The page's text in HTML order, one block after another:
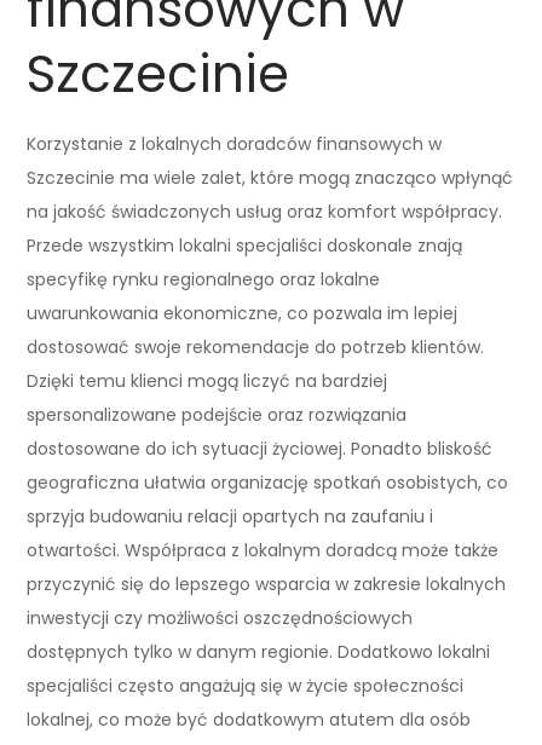
Szczecinie
Korzystanie z lokalnych doradców finansowych w
Szczecinie ma wiele zalet, które mogą znacząco wpłynąć
na jakość świadczonych usług oraz komfort współpracy.
Przede wszystkim lokalni specjaliści doskonale znają
specyfikę rynku regionalnego oraz lokalne
uwarunkowania ekonomiczne, co pozwala im lepiej
dostosować swoje rekomendacje do potrzeb klientów.
Dzięki temu klienci mogą liczyć na bardziej
spersonalizowane podejście oraz rozwiązania
dostosowane do ich sytuacji życiowej. Ponadto bliskość
geograficzna ułatwia organizację spotkań osobistych, co
sprzyja budowaniu relacji opartych na zaufaniu i
otwartości. Współpraca z lokalnym doradcą może także
przyczynić się do lepszego wsparcia w zakresie lokalnych
inwestycji czy możliwości oszczędnościowych
dostępnych tylko w danym regionie. Dodatkowo lokalni
specjaliści często angażują się w życie społeczności
lokalnej, co może być dodatkowym atutem dla osób